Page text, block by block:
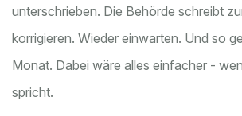
unterschrieben. Die Behörde schreibt
korrigieren. Wieder einwarten. Und so
Monat. Dabei wäre alles einfacher -
spricht.